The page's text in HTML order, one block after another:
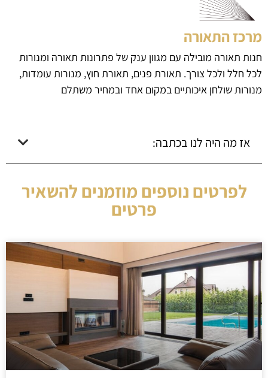
מרכז התאורה
חנות תאורה מובילה עם מגוון ענק של פתרונות תאורה ומנורות
לכל חלל ולכל צורך. תאורת פנים, תאורת חוץ, מנורות עומדות,
מנורות שולחן איכותיים במקום אחד ובמחיר משתלם
אז מה היה לנו בכתבה:
לפרטים נוספים מוזמנים להשאיר
פרטים